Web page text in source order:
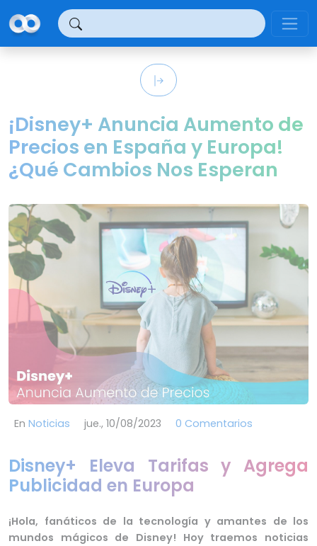
¡Disney+ Anuncia Aumento de
Precios en España y Europa!
¿Qué Cambios Nos Esperan
En Noticias jue., 10/08/2023 0 Comentarios
Disney+ Eleva Tarifas y Agrega
Publicidad en Europa
¡Hola, fanáticos de la tecnología y amantes de los
mundos mágicos de Disney! Hoy traemos noticias
Panel de gestión de cookies